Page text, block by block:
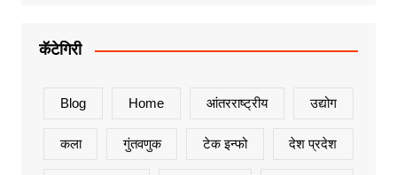
कॅटेगिरी
Blog Home आंतरराष्ट्रीय उद्योग
कला गुंतवणुक टेक इन्फो देश प्रदेश